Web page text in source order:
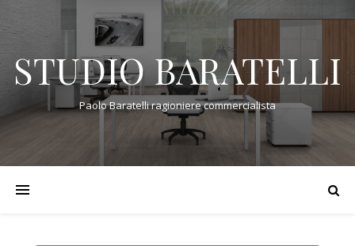
STUDIO BARATELLI
Paolo Baratelli ragioniere commercialista